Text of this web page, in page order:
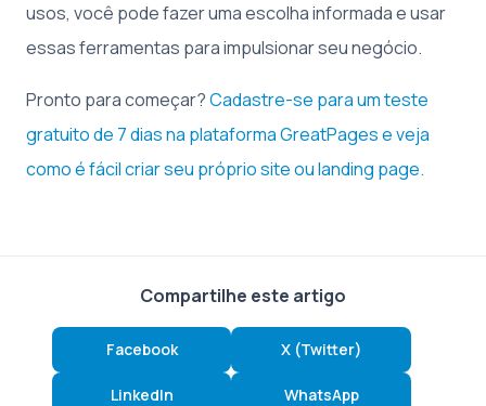
usos, você pode fazer uma escolha informada e usar
essas ferramentas para impulsionar seu negócio.
Pronto para começar?Cadastre-se para um teste
gratuito de 7 dias na plataforma GreatPages e veja
como é fácil criar seu próprio site ou landing page.
Compartilhe este artigo
Facebook X (Twitter)
LinkedIn WhatsApp